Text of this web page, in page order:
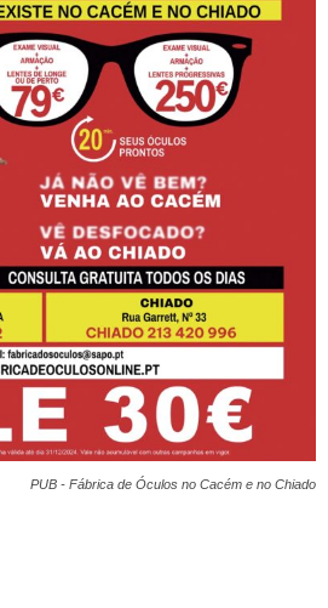
PUB - Fábrica de Óculos no Cacém e no Chiado